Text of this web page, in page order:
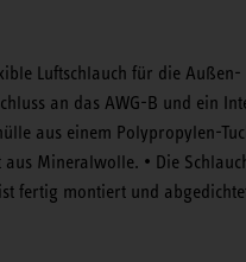
Luftschlauch für die
an das AWG-B und ein
aus einem Polypropylen-
Mineralwolle. • Die
fertig montiert und